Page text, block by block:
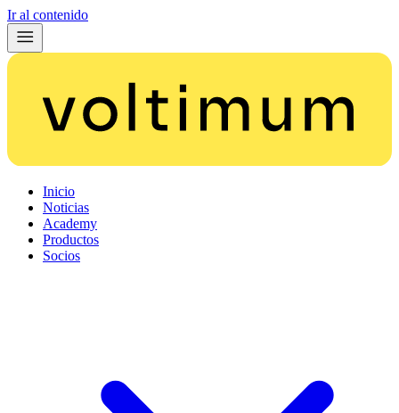
Ir al contenido
Inicio
Noticias
Academy
Productos
Socios